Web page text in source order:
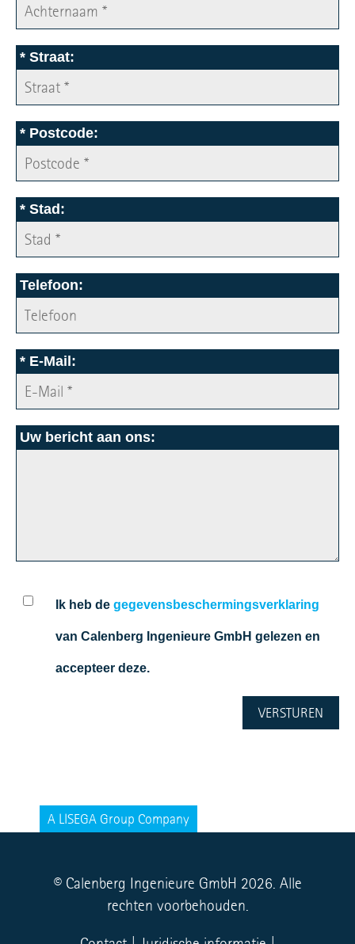
* Straat:
* Postcode:
* Stad:
Telefoon:
* E-Mail:
Uw bericht aan ons:
Ik heb de gegevensbeschermingsverklaring
van Calenberg Ingenieure GmbH gelezen en
accepteer deze.
© Calenberg Ingenieure GmbH 2026. Alle
rechten voorbehouden.